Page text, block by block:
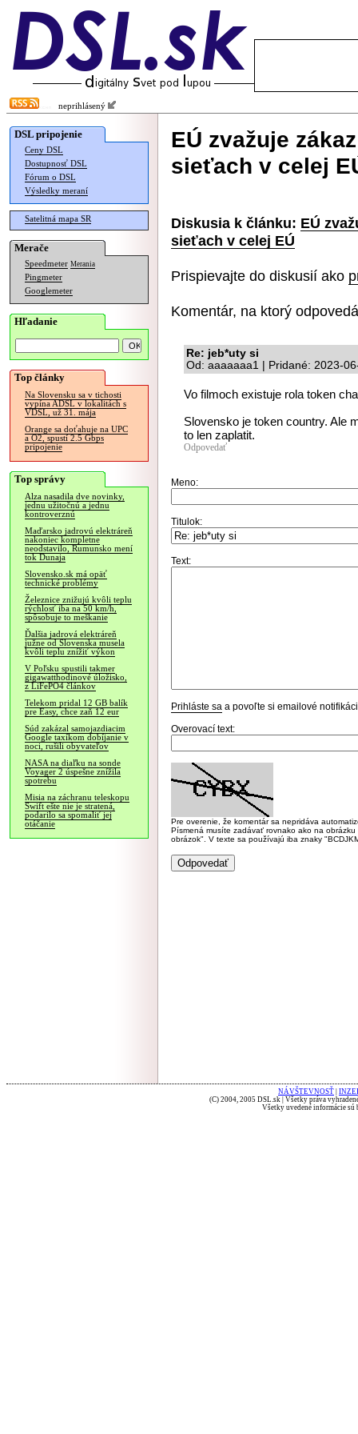
neprihlásený
DSL pripojenie
Ceny DSL
Dostupnosť DSL
Fórum o DSL
Výsledky meraní
Satelitná mapa SR
Merače
Speedmeter Merania
Pingmeter
Googlemeter
Hľadanie
Top články
Na Slovensku sa v tichosti
vypína ADSL v lokalitách s
VDSL, už 31. mája
Orange sa doťahuje na UPC
a O2, spustí 2.5 Gbps
pripojenie
Top správy
Alza nasadila dve novinky,
jednu užitočnú a jednu
kontroverznú
Maďarsko jadrovú elektráreň
nakoniec kompletne
neodstavilo, Rumunsko mení
tok Dunaja
Slovensko.sk má opäť
technické problémy
Železnice znižujú kvôli teplu
rýchlosť iba na 50 km/h,
spôsobuje to meškanie
Ďalšia jadrová elektráreň
južne od Slovenska musela
kvôli teplu znížiť výkon
V Poľsku spustili takmer
gigawatthodinové úložisko,
z LiFePO4 článkov
Telekom pridal 12 GB balík
pre Easy, chce zaň 12 eur
Súd zakázal samojazdiacim
Google taxíkom dobíjanie v
noci, rušili obyvateľov
NASA na diaľku na sonde
Voyager 2 úspešne znížila
spotrebu
Misia na záchranu teleskopu
Swift ešte nie je stratená,
podarilo sa spomaliť jej
otáčanie
EÚ zvažuje
sieťach v celej
Diskusia k článku: EÚ
sieťach v celej EÚ
Prispievajte do diskusií ako
Komentár, na ktorý
Re: jeb*uty si
Od: aaaaaaa1 | Pridané: 2023-
Vo filmoch existuje rola token
Slovensko je token country. Ale
to len zaplatit.
Odpovedať
Meno:
Titulok:
Text:
Prihláste sa a povoľte si emailové
Overovací text:
Pre overenie, že komentár sa nepridáva
Písmená musíte zadávať rovnako ako na
obrázok". V texte sa používajú iba znaky
NÁVŠTEVNOSŤ
(C) 2004, 2005 DSL.sk | Všetky práva
Všetky uvedené informácie sú